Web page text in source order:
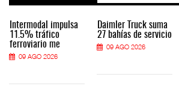
Intermodal impulsa
11.5% tráfico
ferroviario me
09 AGO 2026
Daimler Truck suma
27 bahías de servicio
09 AGO 2026